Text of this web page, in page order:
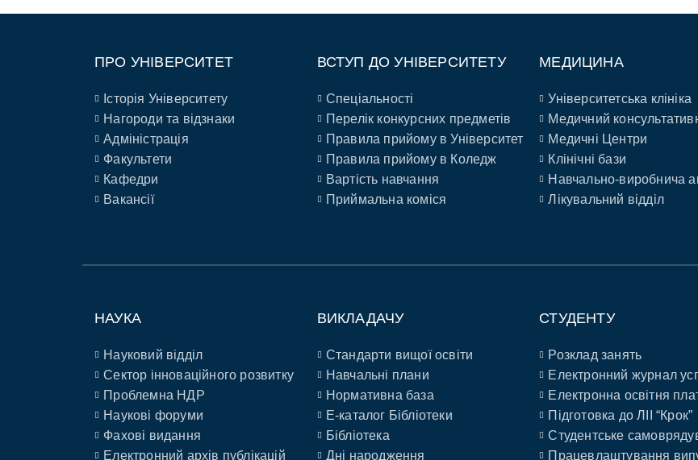
ПРО УНІВЕРСИТЕТ
Історія Університету
Нагороди та відзнаки
Адміністрація
Факультети
Кафедри
Вакансії
ВСТУП ДО УНІВЕРСИТЕТУ
Спеціальності
Перелік конкурсних предметів
Правила прийому в Університет
Правила прийому в Коледж
Вартість навчання
Приймальна коміся
МЕДИЦИНА
Університетська клініка
Медичний
Медичні Центри
Клінічні бази
Навчально-виробнича
Лікувальний відділ
НАУКА
Науковий відділ
Сектор інноваційного розвитку
Проблемна НДР
Наукові форуми
Фахові видання
Електронний архів публікацій
ВИКЛАДАЧУ
Стандарти вищої освіти
Навчальні плани
Нормативна база
E-каталог Бібліотеки
Бібліотека
Дні народження
СТУДЕНТУ
Розклад занять
Електронний журнал
Електронна освітня
Підготовка до ЛІІ “Крок”
Студентське
Працевлаштування